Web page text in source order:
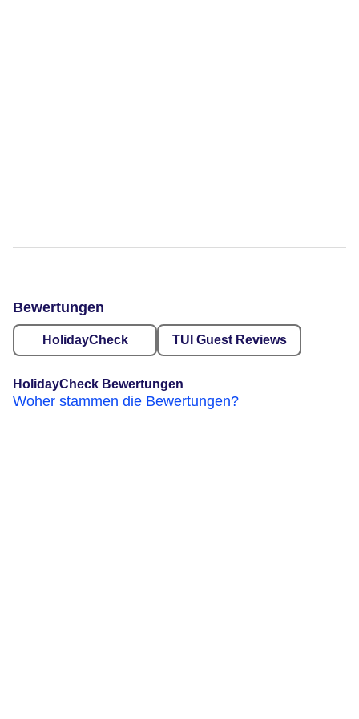
Bewertungen
HolidayCheck TUI Guest Reviews
HolidayCheck Bewertungen
Woher stammen die Bewertungen?